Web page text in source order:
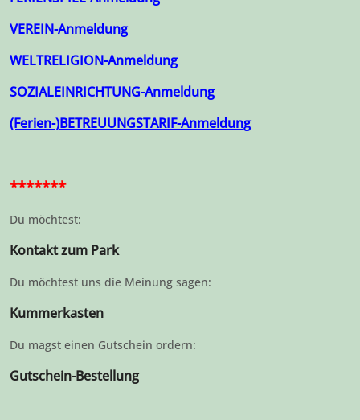
VEREIN-Anmeldung
WELTRELIGION-Anmeldung
SOZIALEINRICHTUNG-Anmeldung
(Ferien-)BETREUUNGSTARIF-Anmeldung
*******
Du möchtest:
Kontakt zum Park
Du möchtest uns die Meinung sagen:
Kummerkasten
Du magst einen Gutschein ordern:
Gutschein-Bestellung